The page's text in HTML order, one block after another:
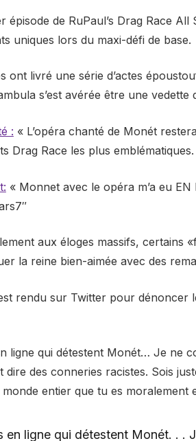
épisode de RuPaul’s Drag Race
uniques lors du maxi-défi de base.
ont livré une série d’actes
s’est avérée être une vedette
: « L’opéra chanté de Monét
Drag Race les plus
« Monnetavec le opéra m’a eu
aux éloges massifs, certains
la reine bien-aimée avec des
rendu sur Twitter pour dénoncer
ligne qui détestent Monét… Je ne
des conneries racistes. Sois
entier que tu es moralement
en ligne qui détestent Monét. . .